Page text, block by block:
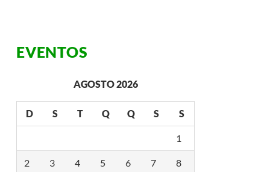
EVENTOS
AGOSTO 2026
D S T Q Q S S
1
2 3 4 5 6 7 8